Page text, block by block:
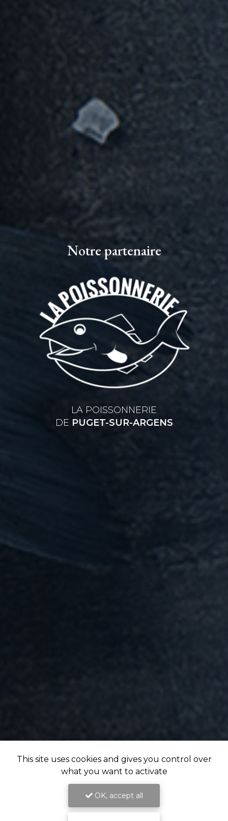
Notre partenaire
LA POISSONNERIE
DE PUGET-SUR-ARGENS
This site uses cookies and gives you control over
what you want to activate
OK, accept all